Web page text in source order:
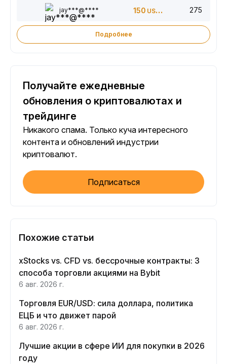
jay***@**** 150 USDT 275
Подробнее
Получайте ежедневные
обновления о криптовалютах и
трейдинге
Никакого спама. Только куча интересного
контента и обновлений индустрии
криптовалют.
Подписаться
Похожие статьи
xStocks vs. CFD vs. бессрочные контракты: 3
способа торговли акциями на Bybit
6 авг. 2026 г.
Торговля EUR/USD: сила доллара, политика
ЕЦБ и что движет парой
6 авг. 2026 г.
Лучшие акции в сфере ИИ для покупки в 2026
году